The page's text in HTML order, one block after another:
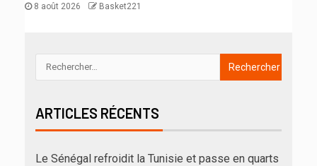
8 août 2026 Basket221
ARTICLES RÉCENTS
Le Sénégal refroidit la Tunisie et passe en quarts